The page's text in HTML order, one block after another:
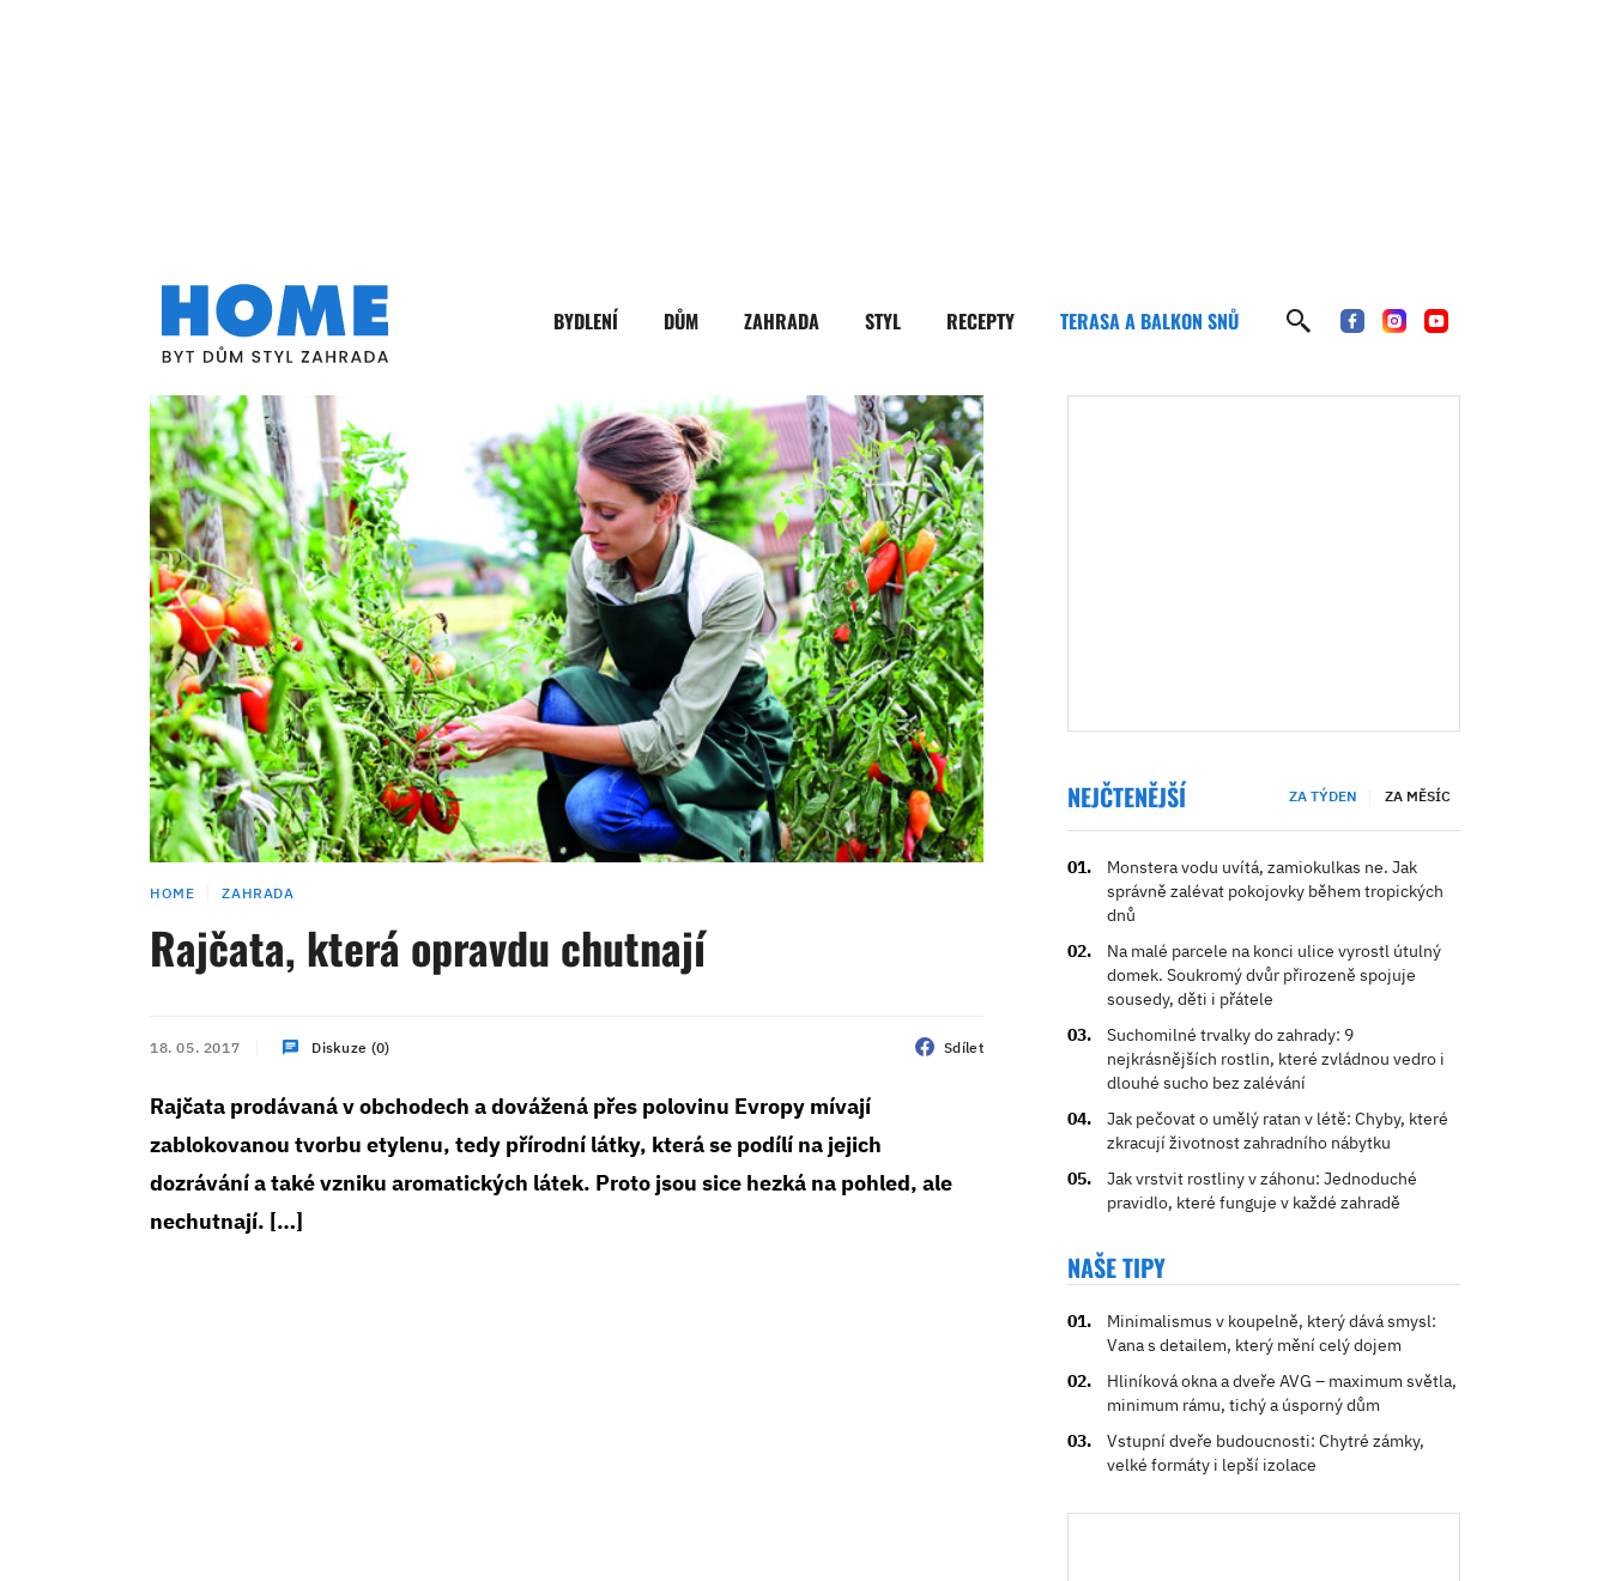
BYDLENÍ DŮM ZAHRADA STYL RECEPTY TERASA A BALKON SNŮ
HOME ZAHRADA
Rajčata, která opravdu chutnají
18. 05. 2017 Diskuze (0) Sdílet
Rajčata prodávaná v obchodech a dovážená přes polovinu Evropy mívají
zablokovanou tvorbu etylenu, tedy přírodní látky, která se podílí na jejich
dozrávání a také vzniku aromatických látek. Proto jsou sice hezká na pohled, ale
nechutnají. […]
NEJČTENĚJŠÍ ZA TÝDEN ZA MĚSÍC
Monstera vodu uvítá, zamiokulkas ne. Jak
správně zalévat pokojovky během tropických
dnů
Na malé parcele na konci ulice vyrostl útulný
domek. Soukromý dvůr přirozeně spojuje
sousedy, děti i přátele
Suchomilné trvalky do zahrady: 9
nejkrásnějších rostlin, které zvládnou vedro i
dlouhé sucho bez zalévání
Jak pečovat o umělý ratan v létě: Chyby, které
zkracují životnost zahradního nábytku
Jak vrstvit rostliny v záhonu: Jednoduché
pravidlo, které funguje v každé zahradě
NAŠE TIPY
Minimalismus v koupelně, který dává smysl:
Vana s detailem, který mění celý dojem
Hliníková okna a dveře AVG – maximum světla,
minimum rámu, tichý a úsporný dům
Vstupní dveře budoucnosti: Chytré zámky,
velké formáty i lepší izolace